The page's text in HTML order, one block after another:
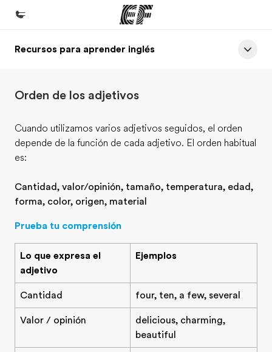
Inicio
Programas
Oficinas
Sobre nosotros
Únete al equipo
Recursos para aprender inglés
Orden de los adjetivos
Cuando utilizamos varios adjetivos seguidos, el orden
depende de la función de cada adjetivo. El orden habitual
es:
Cantidad, valor/opinión, tamaño, temperatura, edad,
forma, color, origen, material
Prueba tu comprensión
Lo que expresa el
adjetivo
Ejemplos
Cantidad four, ten, a few, several
Valor / opinión
delicious, charming,
beautiful